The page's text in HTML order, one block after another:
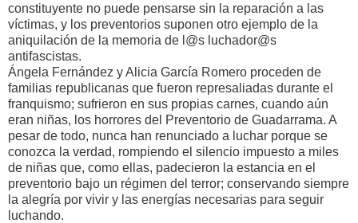
constituyente no puede pensarse sin la reparación a las
víctimas, y los preventorios suponen otro ejemplo de la
aniquilación de la memoria de l@s luchador@s
antifascistas.
Ángela Fernández y Alicia García Romero proceden de
familias republicanas que fueron represaliadas durante el
franquismo; sufrieron en sus propias carnes, cuando aún
eran niñas, los horrores del Preventorio de Guadarrama. A
pesar de todo, nunca han renunciado a luchar porque se
conozca la verdad, rompiendo el silencio impuesto a miles
de niñas que, como ellas, padecieron la estancia en el
preventorio bajo un régimen del terror; conservando siempre
la alegría por vivir y las energías necesarias para seguir
luchando.